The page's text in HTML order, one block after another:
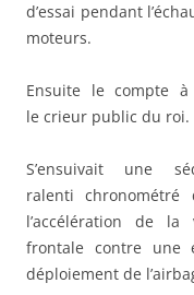
d’essai pendant
moteurs.
Ensuite le compte
le crieur public du roi.
S’ensuivait une
ralenti
l’accélération de
frontale contre une
déploiement de